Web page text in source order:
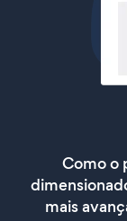
Como o
mais